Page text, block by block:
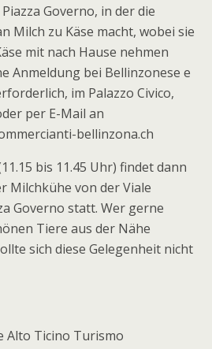
Governo, in der die
Milch zu Käse macht, wobei sie
mit nach Hause nehmen
Anmeldung bei Bellinzonese e
im Palazzo Civico,
per E-Mail an
bellinzona.ch
bis 11.45 Uhr) findet dann
Milchkühe von der Viale
Governo statt. Wer gerne
Tiere aus der Nähe
sich diese Gelegenheit nicht
Alto Ticino Turismo